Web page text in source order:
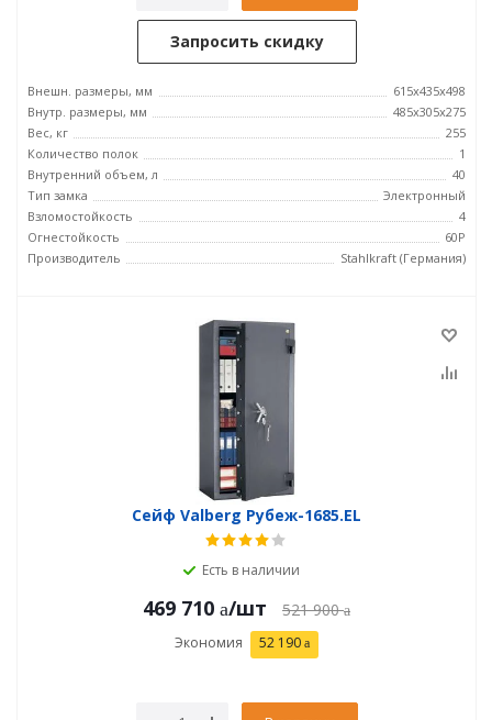
Запросить скидку
Внешн. размеры, мм
615х435х498
Внутр. размеры, мм
485х305х275
Вес, кг
255
Количество полок
1
Внутренний объем, л
40
Тип замка
Электронный
Взломостойкость
4
Огнестойкость
60P
Производитель
Stahlkraft (Германия)
Сейф Valberg Рубеж-1685.EL
Есть в наличии
469 710 /шт 521 900
Экономия 52 190